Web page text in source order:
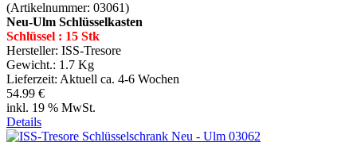
(Artikelnummer: 03061)
Neu-Ulm Schlüsselkasten
Schlüssel : 15 Stk
Hersteller: ISS-Tresore
Gewicht.: 1.7 Kg
Lieferzeit: Aktuell ca. 4-6 Wochen
54.99 €
inkl. 19 % MwSt.
Details